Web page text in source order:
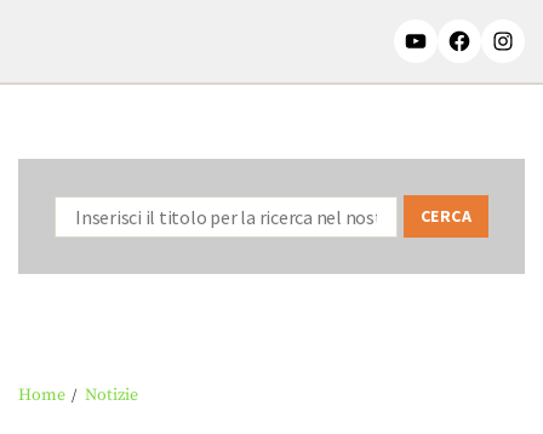
Home Notizie